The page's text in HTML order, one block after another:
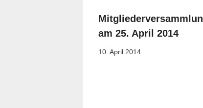
am 25. April 2014
10. April 2014